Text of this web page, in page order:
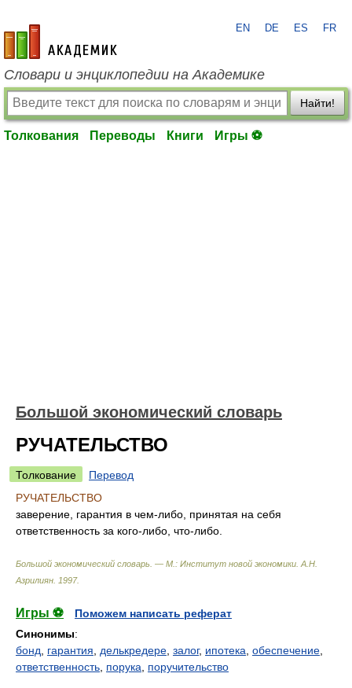
academic.ru
EN DE ES FR
Словари и энциклопедии на Академике
Найти!
Толкования Переводы Книги Игры ⚽
Большой экономический словарь
РУЧАТЕЛЬСТВО
Толкование
Перевод
РУЧАТЕЛЬСТВО
заверение, гарантия в чем-либо, принятая на себя
ответственность за кого-либо, что-либо.
Большой экономический словарь. — М.: Институт новой экономики А.Н.
Азрилиян 1997.
Игры ⚽
Поможем написать реферат
Синонимы:
бонд
гарантия делькредере залог, ипотека обеспечение
ответственность порука поручительство